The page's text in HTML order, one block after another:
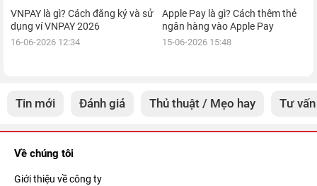
VNPAY là gì? Cách đăng ký và sử
dụng ví VNPAY 2026
16-06-2026 12:34
Apple Pay là gì? Cách thêm thẻ
ngân hàng vào Apple Pay
15-06-2026 15:48
Tin mới Đánh giá Thủ thuật / Mẹo hay Tư vấn
Về chúng tôi
Giới thiệu về công ty